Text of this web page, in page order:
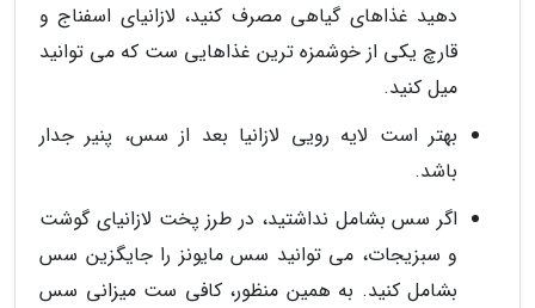
دهید غذاهای گیاهی مصرف کنید، لازانیای اسفناج و
قارچ یکی از خوشمزه ترین غذاهایی ست که می توانید
میل کنید.
بهتر است لایه رویی لازانیا بعد از سس، پنیر جدار
باشد.
اگر سس بشامل نداشتید، در طرز پخت لازانیای گوشت
و سبزیجات، می توانید سس مایونز را جایگزین سس
بشامل کنید. به همین منظور، کافی ست میزانی سس